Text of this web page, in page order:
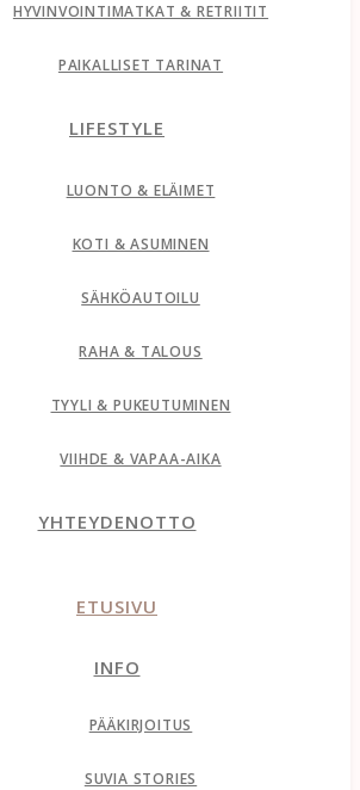
HYVINVOINTIMATKAT & RETRIITIT
PAIKALLISET TARINAT
LIFESTYLE
LUONTO & ELÄIMET
KOTI & ASUMINEN
SÄHKÖAUTOILU
RAHA & TALOUS
TYYLI & PUKEUTUMINEN
VIIHDE & VAPAA-AIKA
YHTEYDENOTTO
ETUSIVU
INFO
PÄÄKIRJOITUS
SUVIA STORIES